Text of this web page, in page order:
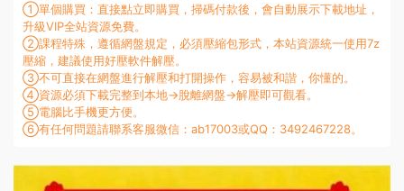
①單個購買：直接點立即購買，掃碼付款後，會自動展示下載地址，
升級VIP全站資源免費。
②課程特殊，遵循網盤規定，必須壓縮包形式，本站資源統一使用7z
壓縮，建議使用好壓軟件解壓。
③不可直接在網盤進行解壓和打開操作，容易被和諧，你懂的。
④資源必須下載完整到本地→脫離網盤→解壓即可觀看。
⑤電腦比手機更方便。
⑥有任何問題請聯系客服微信：ab17003或QQ：3492467228。